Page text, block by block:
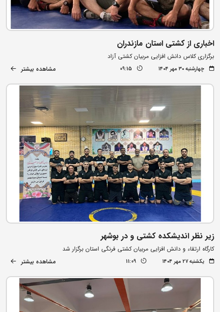
اخباری از کشتی استان مازندران
برگزاری کلاس دانش افزایی مربیان کشتی آزاد
چهارشنبه ۳۰ مهر ۱۴۰۴ 09:15 مشاهده بیشتر
زیر نظر اندیشکده کشتی و در بوشهر
کارگاه ارتقاء و دانش افزایی مربیان کشتی فرنگی استان برگزار شد
یکشنبه ۲۷ مهر ۱۴۰۴ 11:09 مشاهده بیشتر